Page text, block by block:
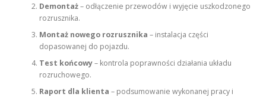
Demontaż– odłączenie przewodów i wyjęcie uszkodzonego
rozrusznika.
Montaż nowego rozrusznika – instalacja części
dopasowanej do pojazdu.
Test końcowy– kontrola poprawności działania układu
rozruchowego.
Raport dla klienta – podsumowanie wykonanej pracy i